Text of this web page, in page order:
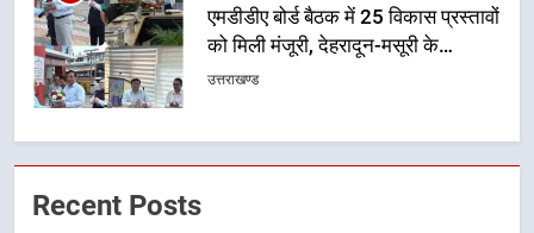
एमडीडीए बोर्ड बैठक में 25 विकास प्रस्तावों
को मिली मंजूरी, देहरादून-मसूरी के
नियोजित विकास को मिलेगी रफ्तार
उत्तराखण्ड
6
मुख्यमंत्री पुष्कर सिंह धामी के दिशा-निर्देशों
Recent Posts